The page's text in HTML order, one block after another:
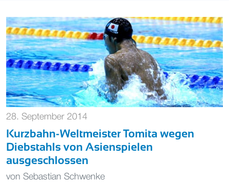
28. September 2014
Kurzbahn-Weltmeister Tomita wegen
Diebstahls von Asienspielen
ausgeschlossen
von Sebastian Schwenke